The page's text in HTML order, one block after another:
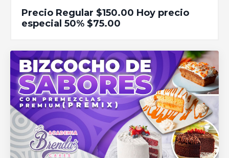
Precio Regular $150.00 Hoy precio
especial 50% $75.00